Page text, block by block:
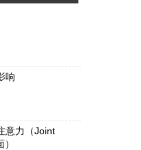
响
意力（Joint